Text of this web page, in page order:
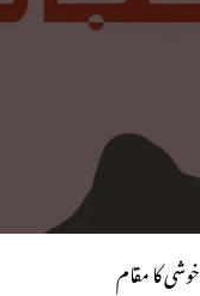
خوشی کا مقام